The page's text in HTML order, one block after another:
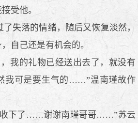
受他。
失落的情绪，随后又恢复淡然，
自己还是有机会的。
我的礼物已经送出去了，就没有
我可是要生气的……”温南瑾故作
下了……谢谢南瑾哥哥……”苏云